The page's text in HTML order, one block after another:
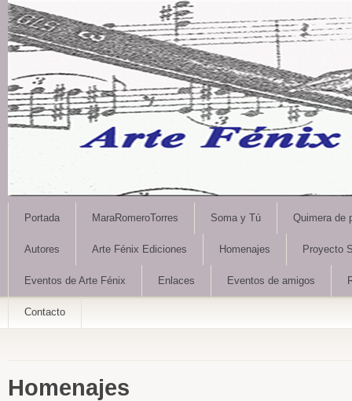
Portada MaraRomeroTorres Soma y Tú Quimera de
Autores Arte Fénix Ediciones Homenajes Proyecto
Eventos de Arte Fénix Enlaces Eventos de amigos
Contacto
Homenajes